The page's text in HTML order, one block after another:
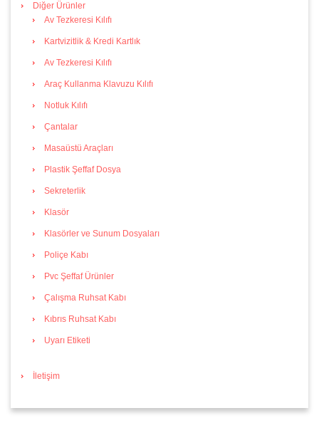
Diğer Ürünler
Av Tezkeresi Kılıfı
Kartvizitlik & Kredi Kartlık
Av Tezkeresi Kılıfı
Araç Kullanma Klavuzu Kılıfı
Notluk Kılıfı
Çantalar
Masaüstü Araçları
Plastik Şeffaf Dosya
Sekreterlik
Klasör
Klasörler ve Sunum Dosyaları
Poliçe Kabı
Pvc Şeffaf Ürünler
Çalışma Ruhsat Kabı
Kıbrıs Ruhsat Kabı
Uyarı Etiketi
İletişim